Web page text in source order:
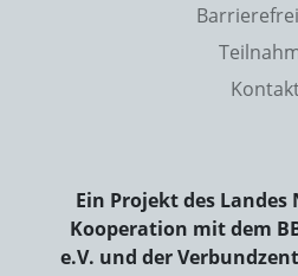
Ein Projekt des Landes
Kooperation mit dem
e.V. und der